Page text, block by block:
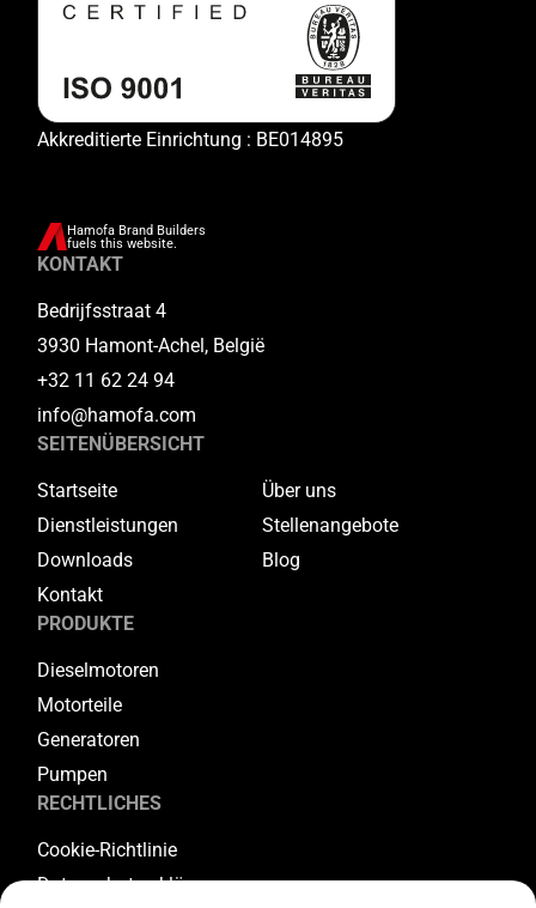
Akkreditierte Einrichtung : BE014895
Hamofa Brand Builders
fuels this website.
KONTAKT
Bedrijfsstraat 4
3930 Hamont-Achel, België
+32 11 62 24 94
info@hamofa.com
SEITENÜBERSICHT
Startseite
Über uns
Dienstleistungen
Stellenangebote
Downloads
Blog
Kontakt
PRODUKTE
Dieselmotoren
Motorteile
Generatoren
Pumpen
RECHTLICHES
Cookie-Richtlinie
Datenschutzerklärung